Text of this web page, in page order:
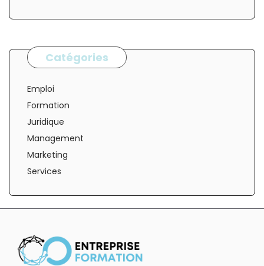
Catégories
Emploi
Formation
Juridique
Management
Marketing
Services